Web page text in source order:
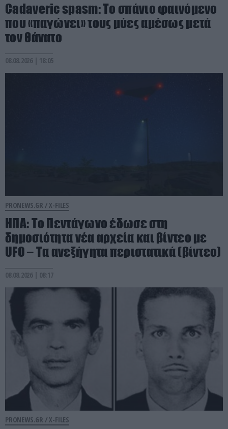
Cadaveric spasm: Το σπάνιο φαινόμενο
που «παγώνει» τους μύες αμέσως μετά
τον θάνατο
08.08.2026 | 18:05
PRONEWS.GR / X-FILES
HΠΑ: Το Πεντάγωνο έδωσε στη
δημοσιότητα νέα αρχεία και βίντεο με
UFO – Tα ανεξήγητα περιστατικά (βίντεο)
08.08.2026 | 08:17
PRONEWS.GR / X-FILES